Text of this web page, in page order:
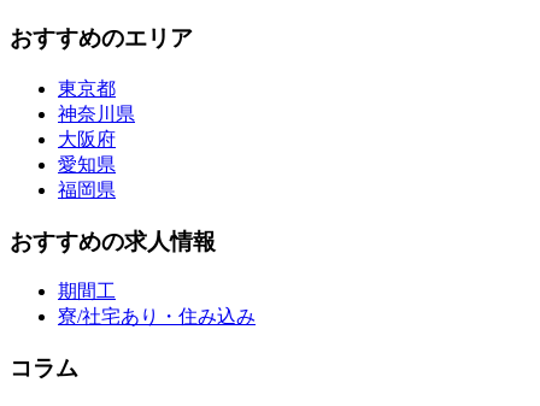
おすすめのエリア
東京都
神奈川県
大阪府
愛知県
福岡県
おすすめの求人情報
期間工
寮/社宅あり・住み込み
コラム